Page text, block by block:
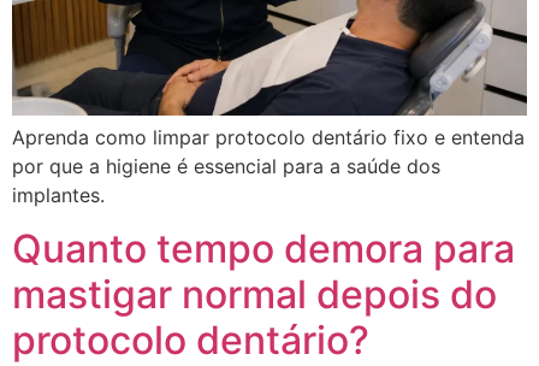
Aprenda como limpar protocolo dentário fixo e entenda
por que a higiene é essencial para a saúde dos
implantes.
Quanto tempo demora para
mastigar normal depois do
protocolo dentário?